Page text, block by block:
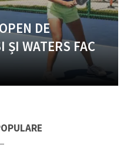
DE
ȘI WATERS FAC